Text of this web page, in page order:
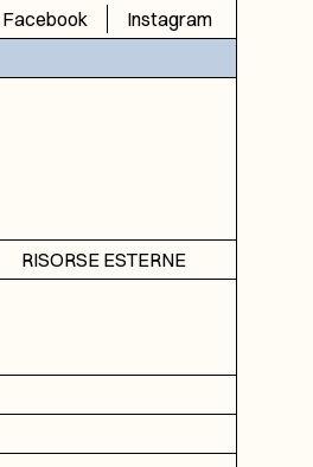
Facebook
Instagram
RISORSE ESTERNE
DGA
ICAR